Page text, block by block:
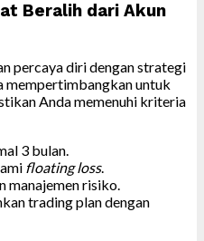
Beralih dari Akun
percaya diri dengan strategi
mempertimbangkan untuk
Anda memenuhi kriteria
3 bulan.
floating loss.
manajemen risiko.
trading plan dengan